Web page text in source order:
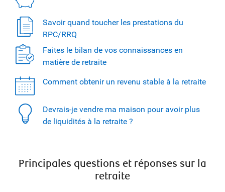
Savoir quand toucher les prestations du
RPC/RRQ
Faites le bilan de vos connaissances en
matière de retraite
Comment obtenir un revenu stable à la retraite
Devrais-je vendre ma maison pour avoir plus
de liquidités à la retraite ?
Principales questions et réponses sur la
retraite